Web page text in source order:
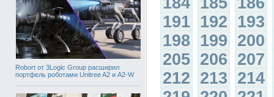
Robort от 3Logic Group расширил
портфель роботами Unitree A2 и A2-W
191 192 193
198 199 200
205 206 207
212 213 214